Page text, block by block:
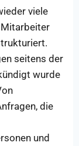
viele
seitens der
wurde
die
und